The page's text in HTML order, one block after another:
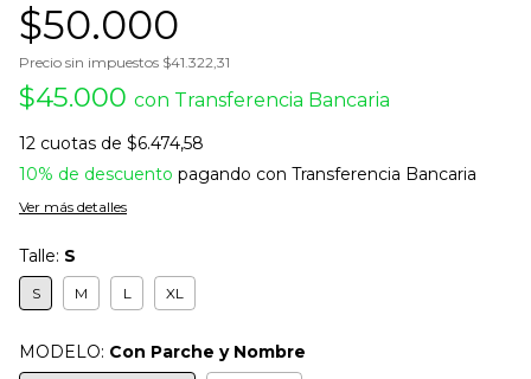
$50.000
Precio sin impuestos $41.322,31
$45.000 con Transferencia Bancaria
12 cuotas de $6.474,58
10% de descuento pagando con Transferencia Bancaria
Ver más detalles
Talle: S
S M L XL
MODELO: Con Parche y Nombre